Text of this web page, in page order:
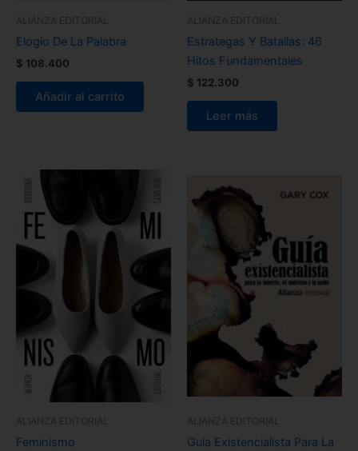
ALIANZA EDITORIAL
Elogio De La Palabra
$ 108.400
Añadir al carrito
ALIANZA EDITORIAL
Estrategas Y Batallas: 46
Hitos Fundamentales
$ 122.300
Leer más
ALIANZA EDITORIAL
Feminismo
ALIANZA EDITORIAL
Guía Existencialista Para La